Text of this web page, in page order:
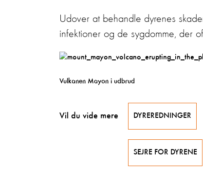
Udover at behandle dyrenes
infektioner og de sygdomme, der
Vulkanen Mayon i udbrud
Vil du vide mere DYREREDNINGER
SEJRE FOR DYRENE